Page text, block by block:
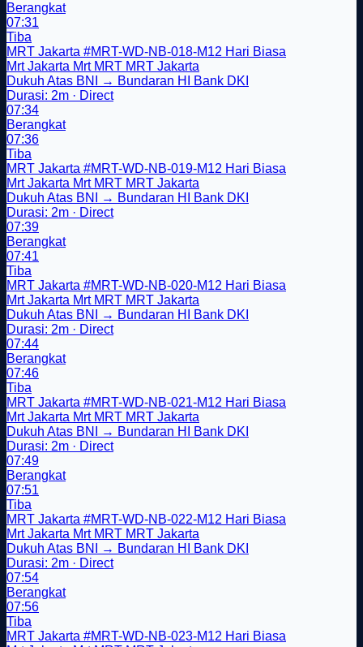
Berangkat
07:31
Tiba
MRT Jakarta #MRT-WD-NB-018-M12 Hari Biasa
Mrt Jakarta Mrt MRT MRT Jakarta
Dukuh Atas BNI → Bundaran HI Bank DKI
Durasi: 2m · Direct
07:34
Berangkat
07:36
Tiba
MRT Jakarta #MRT-WD-NB-019-M12 Hari Biasa
Mrt Jakarta Mrt MRT MRT Jakarta
Dukuh Atas BNI → Bundaran HI Bank DKI
Durasi: 2m · Direct
07:39
Berangkat
07:41
Tiba
MRT Jakarta #MRT-WD-NB-020-M12 Hari Biasa
Mrt Jakarta Mrt MRT MRT Jakarta
Dukuh Atas BNI → Bundaran HI Bank DKI
Durasi: 2m · Direct
07:44
Berangkat
07:46
Tiba
MRT Jakarta #MRT-WD-NB-021-M12 Hari Biasa
Mrt Jakarta Mrt MRT MRT Jakarta
Dukuh Atas BNI → Bundaran HI Bank DKI
Durasi: 2m · Direct
07:49
Berangkat
07:51
Tiba
MRT Jakarta #MRT-WD-NB-022-M12 Hari Biasa
Mrt Jakarta Mrt MRT MRT Jakarta
Dukuh Atas BNI → Bundaran HI Bank DKI
Durasi: 2m · Direct
07:54
Berangkat
07:56
Tiba
MRT Jakarta #MRT-WD-NB-023-M12 Hari Biasa